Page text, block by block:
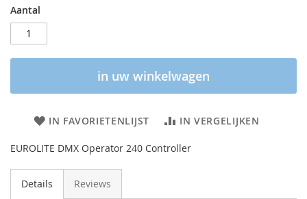
Aantal
in uw winkelwagen
IN FAVORIETENLIJST IN VERGELIJKEN
EUROLITE DMX Operator 240 Controller
Details Reviews